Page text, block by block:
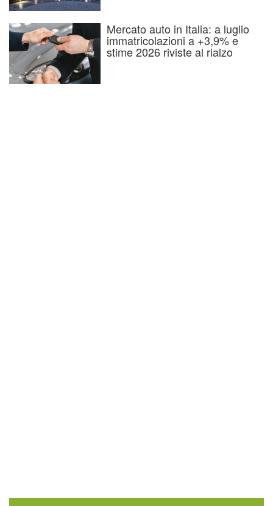
Mercato auto in Italia: a luglio
immatricolazioni a +3,9% e
stime 2026 riviste al rialzo